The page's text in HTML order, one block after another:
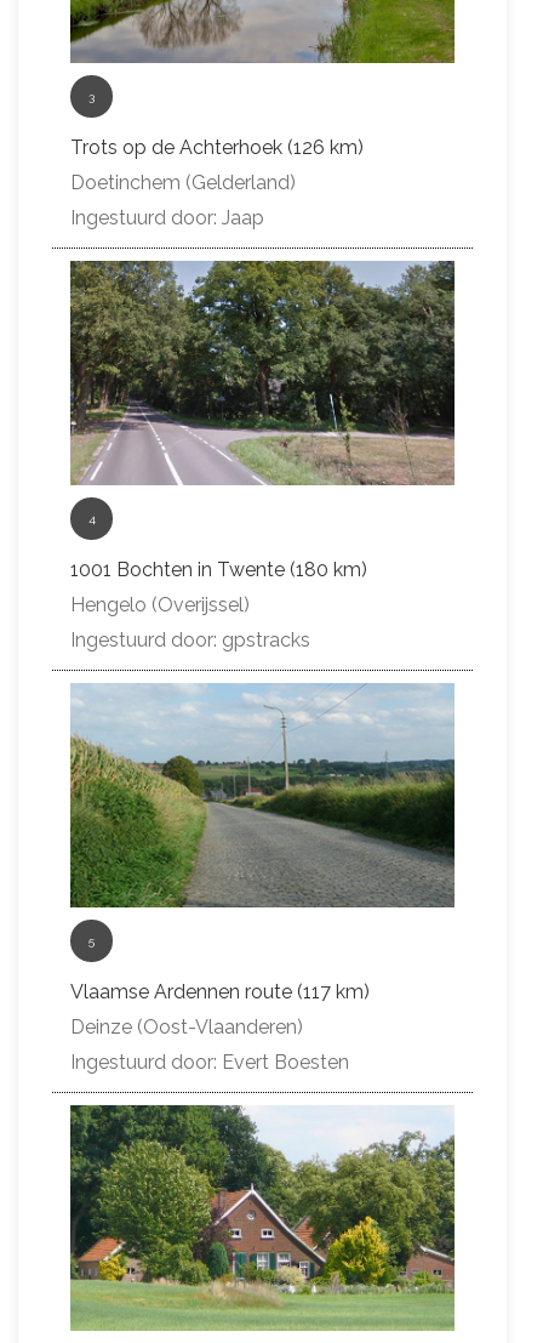
3
Trots op de Achterhoek (126 km)
Doetinchem (Gelderland)
Ingestuurd door: Jaap
4
1001 Bochten in Twente (180 km)
Hengelo (Overijssel)
Ingestuurd door: gpstracks
5
Vlaamse Ardennen route (117 km)
Deinze (Oost-Vlaanderen)
Ingestuurd door: Evert Boesten